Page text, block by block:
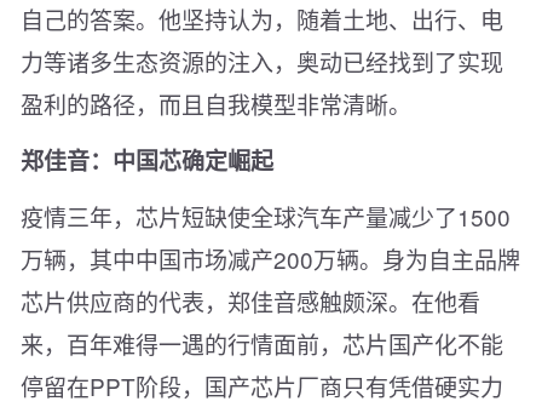
自己的答案。他坚持认为，随着土地、出行、电
力等诸多生态资源的注入，奥动已经找到了实现
盈利的路径，而且自我模型非常清晰。
郑佳音：中国芯确定崛起
疫情三年，芯片短缺使全球汽车产量减少了1500
万辆，其中中国市场减产200万辆。身为自主品牌
芯片供应商的代表，郑佳音感触颇深。在他看
来，百年难得一遇的行情面前，芯片国产化不能
停留在PPT阶段，国产芯片厂商只有凭借硬实力